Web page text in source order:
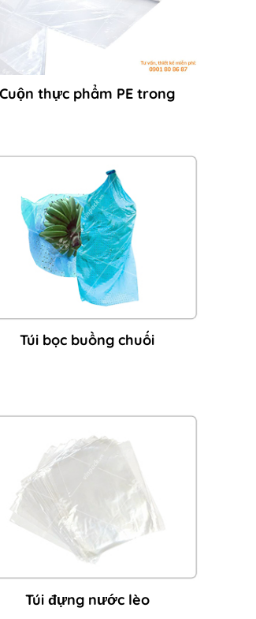
Cuộn thực phẩm PE trong
Túi bọc buồng chuối
Túi đựng nước lèo